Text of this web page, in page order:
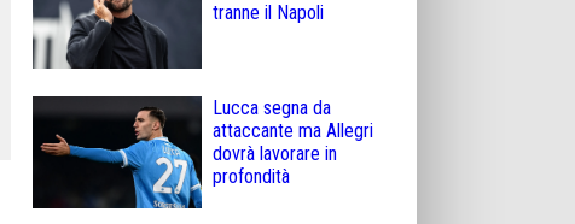
tranne il Napoli
Lucca segna da
attaccante ma Allegri
dovrà lavorare in
profondità